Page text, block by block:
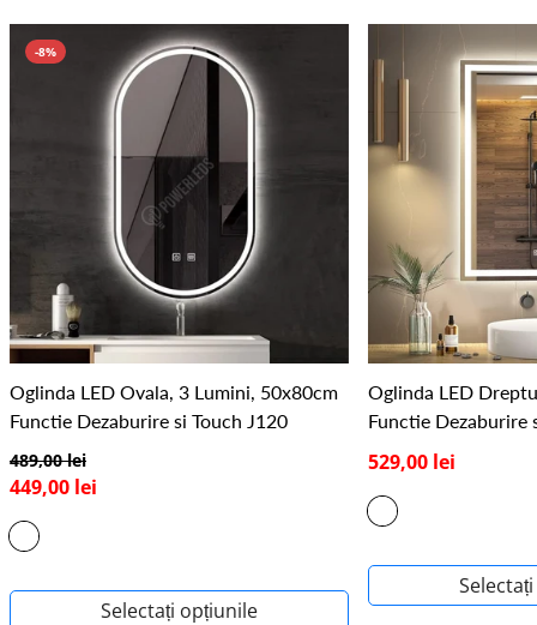
-8%
Oglinda LED Ovala, 3 Lumini, 50x80cm
Functie Dezaburire si Touch J120
489,00 lei
449,00 lei
Selectați opțiunile
Oglinda LED
Functie Dezaburire
529,00 lei